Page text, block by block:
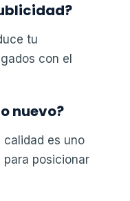
tu
con el
nuevo?
calidad es uno
posicionar